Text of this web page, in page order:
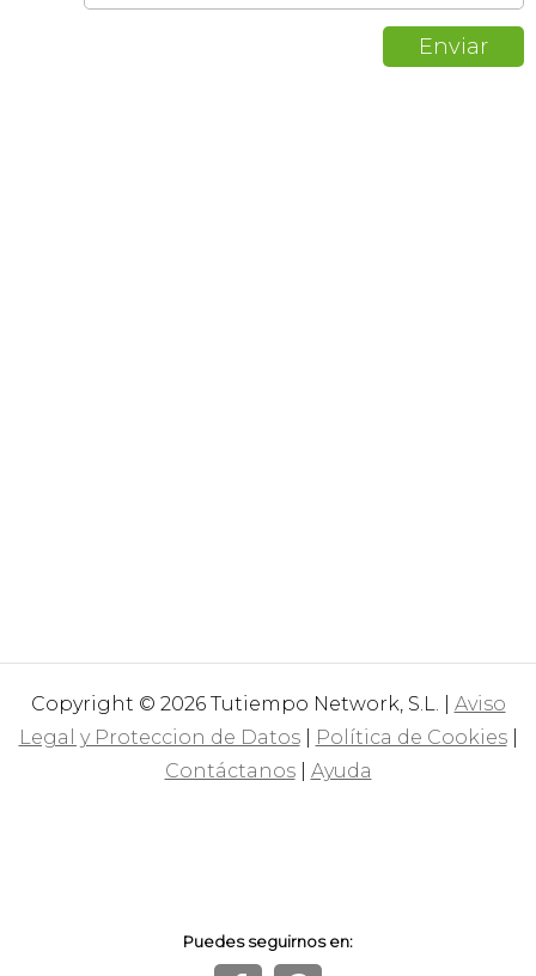
Copyright © 2026 Tutiempo Network, S.L. | Aviso
Legal y Proteccion de Datos| Política de Cookies|
Contáctanos| Ayuda
Puedes seguirnos en: